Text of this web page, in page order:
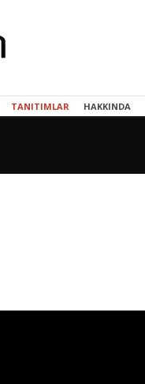
TANITIMLAR HAKKINDA